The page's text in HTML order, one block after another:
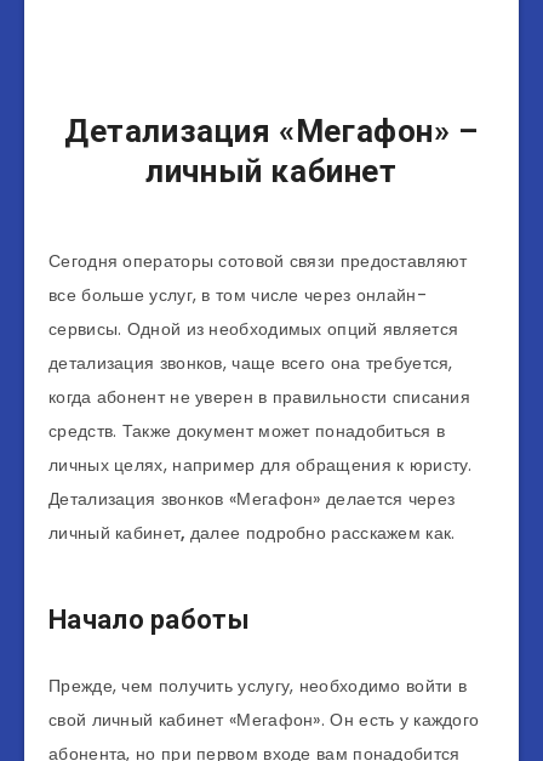
Детализация «Мегафон» –
личный кабинет
Сегодня операторы сотовой связи предоставляют
все больше услуг, в том числе через онлайн-
сервисы. Одной из необходимых опций является
детализация звонков, чаще всего она требуется,
когда абонент не уверен в правильности списания
средств. Также документ может понадобиться в
личных целях, например для обращения к юристу.
Детализация звонков «Мегафон» делается через
личный кабинет, далее подробно расскажем как.
Начало работы
Прежде, чем получить услугу, необходимо войти в
свой личный кабинет «Мегафон». Он есть у каждого
абонента, но при первом входе вам понадобится